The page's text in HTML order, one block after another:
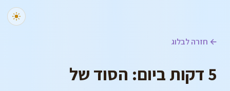
← חזרה לבלוג
5 דקות ביום: הסוד של